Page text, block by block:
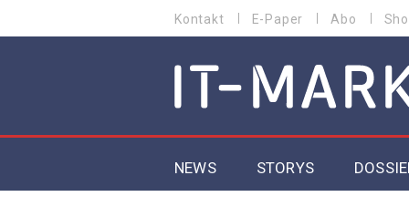
zum
MENU
Kontakt E-Paper Abo
MAIN NAVIGATION
NEWS STORYS